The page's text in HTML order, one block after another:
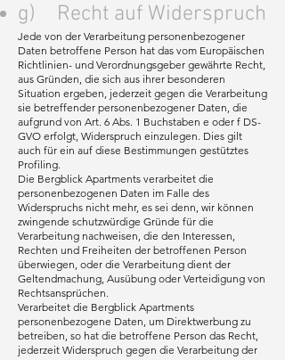
g) Recht auf Widerspruch
Jede von der Verarbeitung personenbezogener
Daten betroffene Person hat das vom Europäischen
Richtlinien- und Verordnungsgeber gewährte Recht,
aus Gründen, die sich aus ihrer besonderen
Situation ergeben, jederzeit gegen die Verarbeitung
sie betreffender personenbezogener Daten, die
aufgrund von Art. 6 Abs. 1 Buchstaben e oder f DS-
GVO erfolgt, Widerspruch einzulegen. Dies gilt
auch für ein auf diese Bestimmungen gestütztes
Profiling.
Die Bergblick Apartments verarbeitet die
personenbezogenen Daten im Falle des
Widerspruchs nicht mehr, es sei denn, wir können
zwingende schutzwürdige Gründe für die
Verarbeitung nachweisen, die den Interessen,
Rechten und Freiheiten der betroffenen Person
überwiegen, oder die Verarbeitung dient der
Geltendmachung, Ausübung oder Verteidigung von
Rechtsansprüchen.
Verarbeitet die Bergblick Apartments
personenbezogene Daten, um Direktwerbung zu
betreiben, so hat die betroffene Person das Recht,
jederzeit Widerspruch gegen die Verarbeitung der